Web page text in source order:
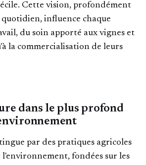
Cette vision, profondément
influence chaque
du soin apporté aux vignes et
la commercialisation de leurs
dans le plus profond
par des pratiques agricoles
l'environnement, fondées sur les